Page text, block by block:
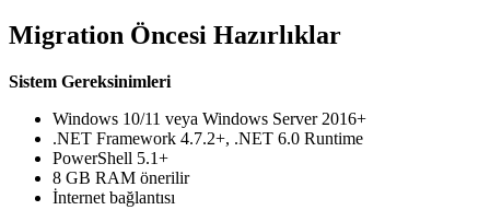
Migration Öncesi Hazırlıklar
Sistem Gereksinimleri
Windows 10/11 veya Windows Server 2016+
.NET Framework 4.7.2+, .NET 6.0 Runtime
PowerShell 5.1+
8 GB RAM önerilir
İnternet bağlantısı